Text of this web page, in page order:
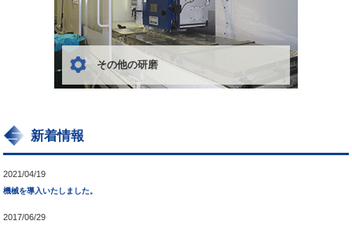
その他の研磨
新着情報
2021/04/19
機械を導入いたしました。
2017/06/29